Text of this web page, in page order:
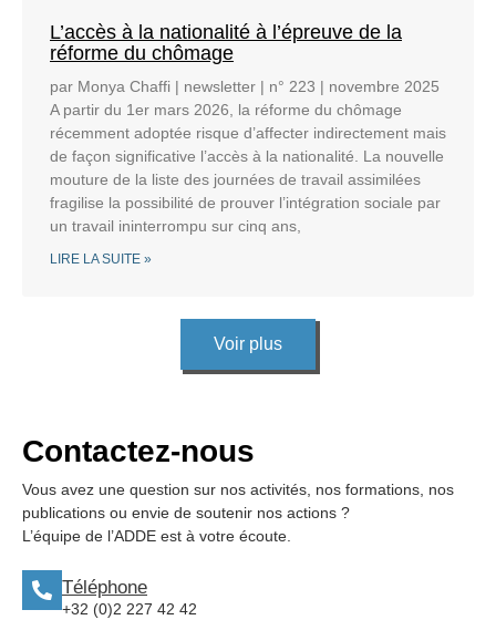
L’accès à la nationalité à l’épreuve de la
réforme du chômage
par Monya Chaffi | newsletter | n° 223 | novembre 2025
A partir du 1er mars 2026, la réforme du chômage
récemment adoptée risque d’affecter indirectement mais
de façon significative l’accès à la nationalité. La nouvelle
mouture de la liste des journées de travail assimilées
fragilise la possibilité de prouver l’intégration sociale par
un travail ininterrompu sur cinq ans,
LIRE LA SUITE »
Voir plus
Contactez-nous
Vous avez une question sur nos activités, nos formations, nos
publications ou envie de soutenir nos actions ?
L’équipe de l’ADDE est à votre écoute.
Téléphone
+32 (0)2 227 42 42